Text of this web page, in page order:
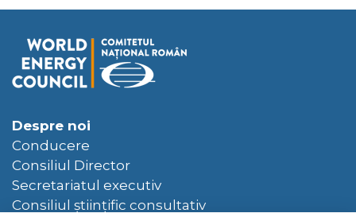
Despre noi
Conducere
Consiliul Director
Secretariatul executiv
Consiliul științific consultativ